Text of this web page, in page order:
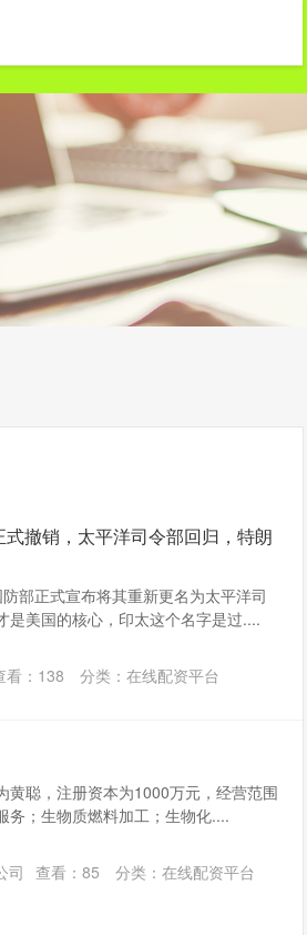
撤销，太平洋司令部回归，特朗
部正式宣布将其重新更名为太平洋司
是美国的核心，印太这个名字是过....
看： 138 分类： 在线配资平台
聪，注册资本为1000万元，经营范围
务；生物质燃料加工；生物化....
司 查看： 85 分类： 在线配资平台